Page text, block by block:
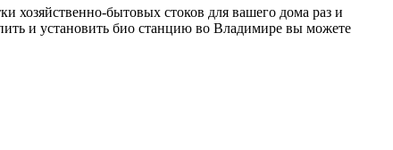
хозяйственно-бытовых стоков для вашего дома раз и
и установить био станцию во Владимире вы можете